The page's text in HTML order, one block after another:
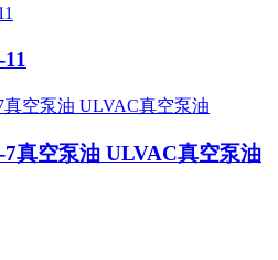
7真空泵油 ULVAC真空泵油